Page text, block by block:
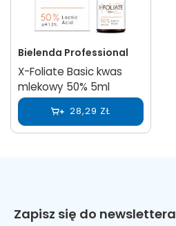
Bielenda Professional
X-Foliate Basic kwas
mlekowy 50% 5ml
28,29 ZŁ
Zapisz się do newslettera